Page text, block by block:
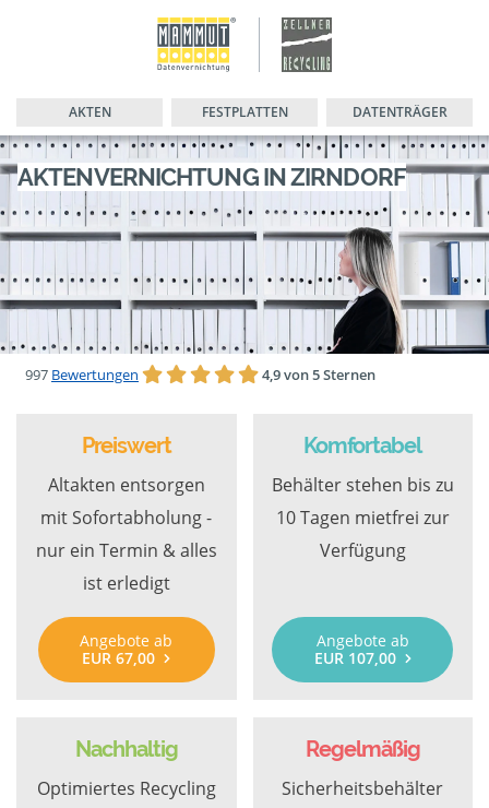
AKTEN FESTPLATTEN DATENTRÄGER
AKTENVERNICHTUNG IN ZIRNDORF
997 Bewertungen 4,9 von 5 Sternen
Preiswert
Altakten entsorgen
mit Sofortabholung -
nur ein Termin & alles
ist erledigt
Angebote ab
EUR 67,00
Komfortabel
Behälter stehen bis zu
10 Tagen mietfrei zur
Verfügung
Angebote ab
EUR 107,00
Nachhaltig
Optimiertes Recycling
Regelmäßig
Sicherheitsbehälter